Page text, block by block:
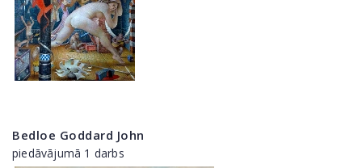
Bedloe Goddard John
piedāvājumā 1 darbs